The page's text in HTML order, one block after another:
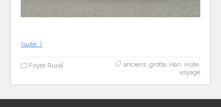
(suite…)
Foyer Rural anciens, grotte, Han, visite,
voyage